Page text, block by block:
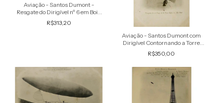
Aviação - Santos Dumont -
Resgate do Dirigível nº 6 em Bois
de Boulogne - Raro Cartão Postal
antigo original
R$313,20
Aviação - Santos Dumont com
Dirigível Contornando a Torre
Eiffel - Raro Cartão Postal antigo
original
R$350,00